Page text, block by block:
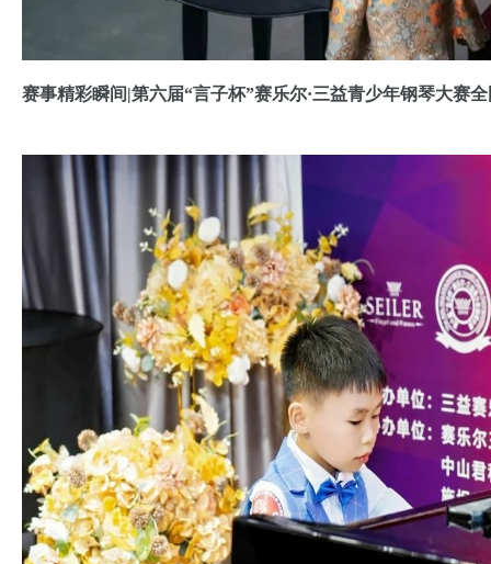
赛事精彩瞬间|第六届“言子杯”赛乐尔·三益青少年钢琴大赛